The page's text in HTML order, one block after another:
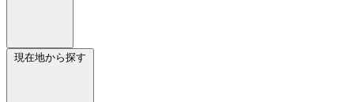
現在地から探す